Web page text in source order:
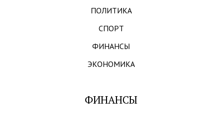
ПОЛИТИКА
СПОРТ
ФИНАНСЫ
ЭКОНОМИКА
ФИНАНСЫ